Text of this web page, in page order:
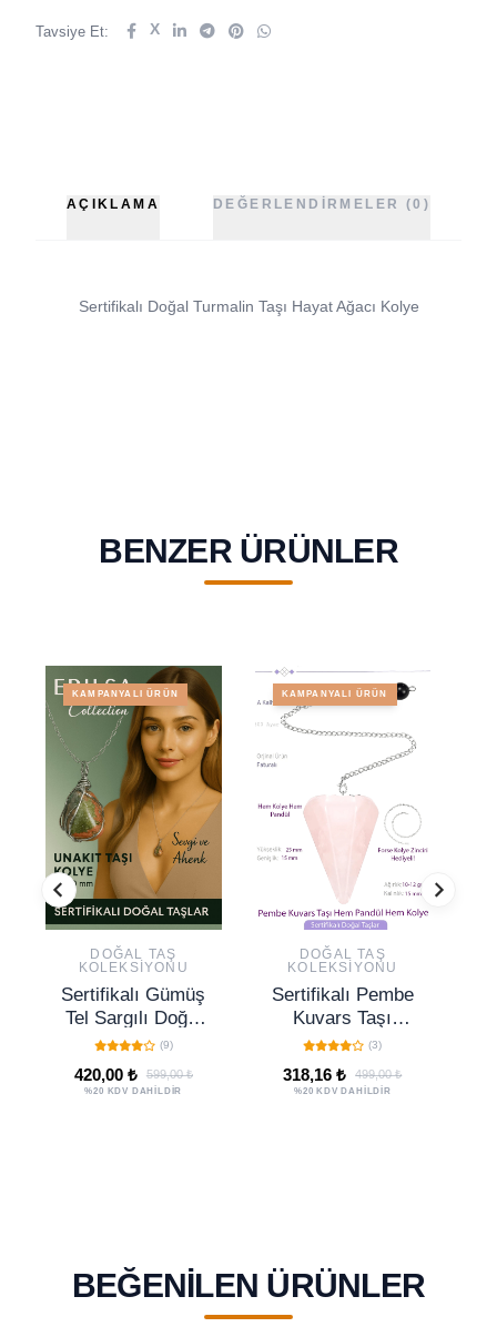
Tavsiye Et: X
AÇIKLAMA DEĞERLENDIRMELER (0)
Sertifikalı Doğal Turmalin Taşı Hayat Ağacı Kolye
BENZER ÜRÜNLER
KAMPANYALI ÜRÜN
DOĞAL TAŞ
KOLEKSIYONU
Sertifikalı Gümüş
Tel Sargılı Doğal
Unakit Taşı Kolye
– 25-30 mm
Denge ve Şifa
(9)
420,00 ₺ 599,00 ₺
%20 KDV DAHİLDİR
KAMPANYALI ÜRÜN
DOĞAL TAŞ
KOLEKSIYONU
Sertifikalı Pembe
Kuvars Taşı
Pandül Sarkaç
Hem Pandül -
Hem Kolye Doğal
(3)
318,16 ₺ 499,00 ₺
%20 KDV DAHİLDİR
BEĞENILEN ÜRÜNLER